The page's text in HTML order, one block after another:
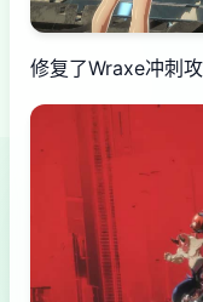
修复了Wraxe冲刺